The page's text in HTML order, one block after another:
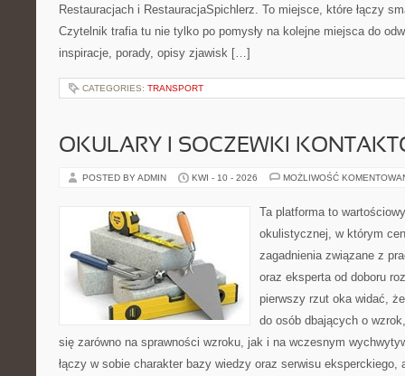
Restauracjach i RestauracjaSpichlerz. To miejsce, które łączy
Czytelnik trafia tu nie tylko po pomysły na kolejne miejsca do
inspiracje, porady, opisy zjawisk […]
CATEGORIES: TRANSPORT
OKULARY I SOCZEWKI
POSTED BY ADMIN KWI - 10 - 2026 MOŻLIWOŚĆ
Ta platforma to
okulistycznej, w którym
zagadnienia związane z
oraz eksperta od doboru
pierwszy rzut oka widać,
do osób dbających o
się zarówno na sprawności wzroku, jak i na wczesnym
łączy w sobie charakter bazy wiedzy oraz serwisu eksperckiego,